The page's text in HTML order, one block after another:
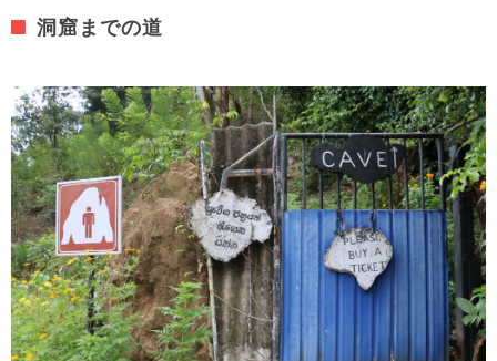
洞窟までの道